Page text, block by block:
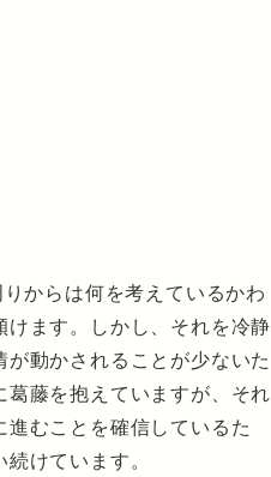
からは何を考えているかわ
ます。しかし、それを冷静
動かされることが少ないた
藤を抱えていますが、それ
むことを確信しているた
けています。